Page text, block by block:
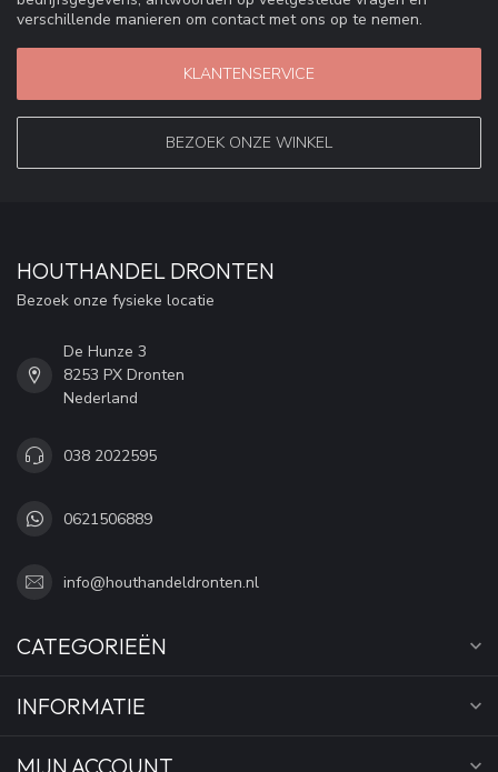
verschillende manieren om contact met ons op te nemen.
KLANTENSERVICE
BEZOEK ONZE WINKEL
HOUTHANDEL DRONTEN
Bezoek onze fysieke locatie
De Hunze 3
8253 PX Dronten
Nederland
038 2022595
0621506889
info@houthandeldronten.nl
CATEGORIEËN
INFORMATIE
MIJN ACCOUNT